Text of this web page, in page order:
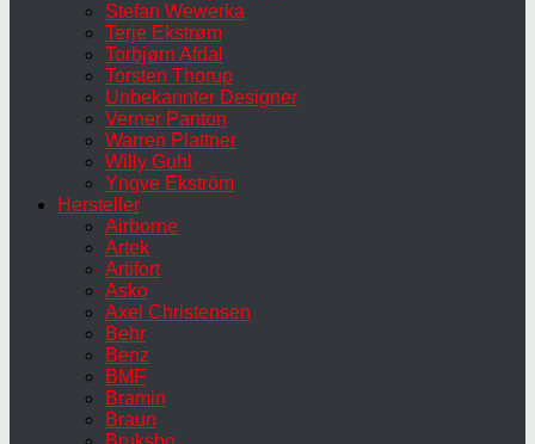
Stefan Wewerka
Terje Ekstrøm
Torbjørn Afdal
Torsten Thorup
Unbekannter Designer
Verner Panton
Warren Plattner
Willy Guhl
Yngve Ekström
Hersteller
Airborne
Artek
Artifort
Asko
Axel Christensen
Behr
Benz
BMF
Bramin
Braun